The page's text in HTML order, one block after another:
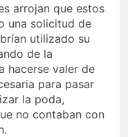
arrojan que estos
una solicitud de
utilizado su
de la
hacerse valer de
para pasar
la poda,
no contaban con